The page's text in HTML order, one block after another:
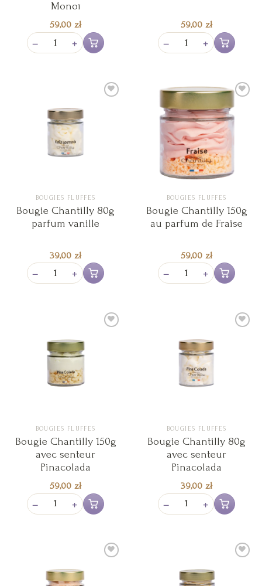
Monoï
59,00 zł
− + Ajouter au panier
59,00 zł
− + Ajouter au
BOUGIES FLUFFES
Bougie Chantilly 80g
parfum vanille
39,00 zł
− + Ajouter au panier
Ajouter
à la liste
BOUGIES FLUFFES
Bougie Chantilly 150g
au parfum de Fraise
59,00 zł
− + Ajouter au
BOUGIES FLUFFES
Bougie Chantilly 150g
avec senteur
Pinacolada
59,00 zł
− + Ajouter au panier
BOUGIES FLUFFES
Bougie Chantilly 80g
avec senteur
Pinacolada
39,00 zł
− + Ajouter au